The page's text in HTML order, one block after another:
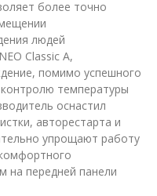
более точно
людей
Classic A,
помимо успешного
температуры
оснастил
авторестарта и
упрощают работу
на передней панели